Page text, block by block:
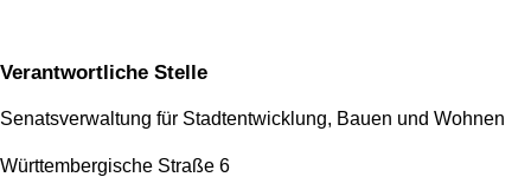
Verantwortliche Stelle
Senatsverwaltung für Stadtentwicklung, Bauen und Wohnen
Württembergische Straße 6